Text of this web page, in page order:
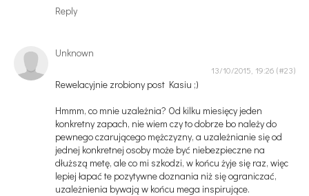
Reply
Unknown
13/10/2015, 19:26
Rewelacyjnie zrobiony post Kasiu ;)
Hmmm, co mnie uzależnia? Od kilku miesięcy jeden
konkretny zapach, nie wiem czy to dobrze bo należy do
pewnego czarującego mężczyzny, a uzależnianie się od
jednej konkretnej osoby może być niebezpieczne na
dłuższą metę, ale co mi szkodzi, w końcu żyje się raz, więc
lepiej łapać te pozytywne doznania niż się ograniczać,
uzależnienia bywają w końcu mega inspirujące.